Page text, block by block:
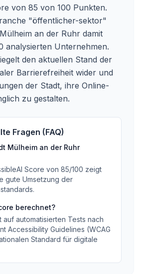
von 85 von 100 Punkten.
"öffentlicher-sektor"
an der Ruhr damit
analysierten Unternehmen.
den aktuellen Stand der
Barrierefreiheit wider und
der Stadt, ihre Online-
zu gestalten.
Fragen (FAQ)
Mülheim an der Ruhr
Score von 85/100 zeigt
gute Umsetzung der
.
berechnet?
auf automatisierten Tests nach
Accessibility Guidelines (WCAG
Standard für digitale